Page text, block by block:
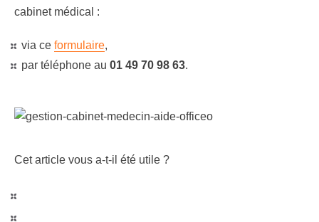
cabinet médical :
via ce formulaire,
par téléphone au 01 49 70 98 63.
Cet article vous a-t-il été utile ?